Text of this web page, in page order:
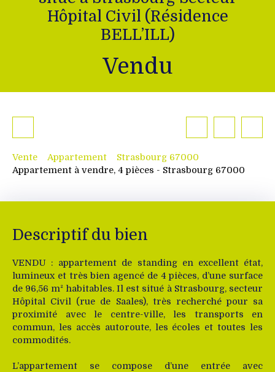
Hôpital Civil (Résidence
BELL’ILL)
Vendu
Vente Appartement
Strasbourg 67000
Appartement à vendre, 4 pièces - Strasbourg 67000
Descriptif du bien
VENDU : appartement de standing en excellent état,
lumineux et très bien agencé de 4 pièces, d’une surface
de 96,56 m² habitables. Il est situé à Strasbourg, secteur
Hôpital Civil (rue de Saales), très recherché pour sa
proximité avec le centre-ville, les transports en
commun, les accès autoroute, les écoles et toutes les
commodités.
L’appartement se compose d’une entrée avec